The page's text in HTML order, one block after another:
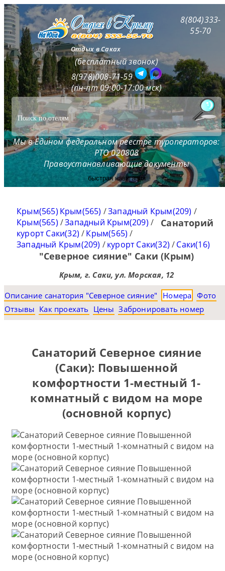
Отдых в Саках
8(804)333-
55-70
(бесплатный звонок)
8(978)008-71-59
(пн-пт 09:00-17:00 мск)
Мы в Едином федеральном реестре туроператоров:
РТО 020808
Правоустанавливающие документы
быстрая навигация
Крым(565) Крым(565) /Западный Крым(209) /
Крым(565) /Западный Крым(209) /
курорт Саки(32) /Крым(565) /
Западный Крым(209) /курорт Саки(32) /Саки(16)
Санаторий
"Северное сияние" Саки (Крым)
Крым, г. Саки, ул. Морская, 12
Описание санатория "Северное сияние" Номера Фото
Отзывы Как проехать Цены Забронировать номер
Санаторий Северное сияние
(Саки): Повышенной
комфортности 1-местный 1-
комнатный с видом на море
(основной корпус)